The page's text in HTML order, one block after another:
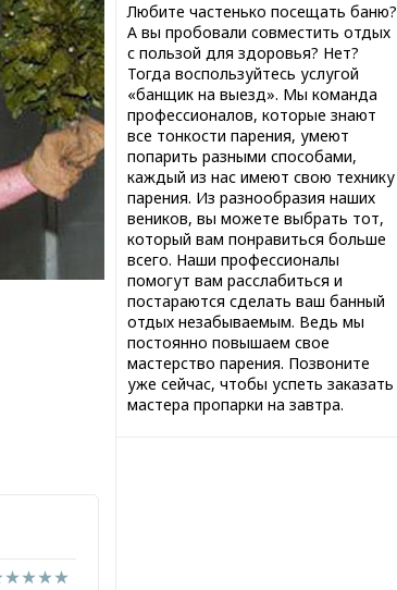
Любите частенько посещать баню?
А вы пробовали совместить отдых
с пользой для здоровья? Нет?
Тогда воспользуйтесь услугой
«банщик на выезд». Мы команда
профессионалов, которые знают
все тонкости парения, умеют
попарить разными способами,
каждый из нас имеют свою технику
парения. Из разнообразия наших
веников, вы можете выбрать тот,
который вам понравиться больше
всего. Наши профессионалы
помогут вам расслабиться и
постараются сделать ваш банный
отдых незабываемым. Ведь мы
постоянно повышаем свое
мастерство парения. Позвоните
уже сейчас, чтобы успеть заказать
мастера пропарки на завтра.